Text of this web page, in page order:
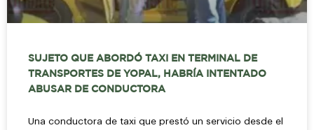
SUJETO QUE ABORDÓ TAXI EN TERMINAL DE
TRANSPORTES DE YOPAL, HABRÍA INTENTADO
ABUSAR DE CONDUCTORA
Una conductora de taxi que prestó un servicio desde el